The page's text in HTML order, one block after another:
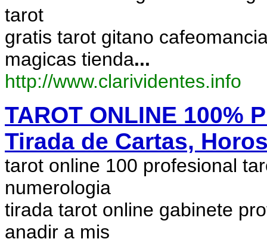
tarot
gratis tarot gitano
magicas tienda...
http://www.clarividentes.info
TAROT ONLINE 100%
Tirada de Cartas,
tarot online 100 profesional
numerologia
tirada tarot online gabinete
anadir a mis